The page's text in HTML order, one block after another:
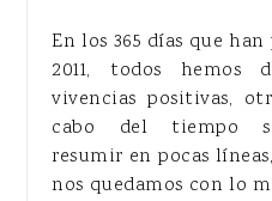
En los 365 días que
2011, todos hemos
vivencias positivas,
cabo del tiempo
resumir en pocas
nos quedamos con lo